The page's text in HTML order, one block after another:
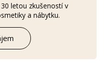
letou zkušeností v
a nábytku.